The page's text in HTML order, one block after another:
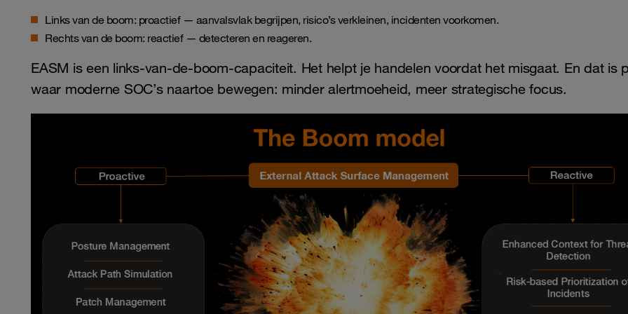
Links van de boom: proactief — aanvalsvlak begrijpen, risico’s verkleinen, incidenten voorkomen.
Rechts van de boom: reactief — detecteren en reageren.
EASM is een links-van-de-boom-capaciteit. Het helpt je handelen voordat het misgaat. En dat is
waar moderne SOC’s naartoe bewegen: minder alertmoeheid, meer strategische focus.